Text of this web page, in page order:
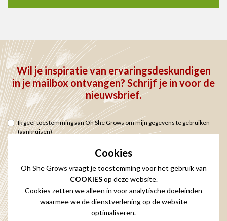
Wil je inspiratie van ervaringsdeskundigen
in je mailbox ontvangen? Schrijf je in voor de
nieuwsbrief.
Ik geef toestemming aan Oh She Grows om mijn gegevens te gebruiken
(aankruisen)
Cookies
Oh She Grows vraagt je toestemming voor het gebruik van
COOKIESop deze website.
Cookies zetten we alleen in voor analytische doeleinden
waarmee we de dienstverlening op de website
optimaliseren.